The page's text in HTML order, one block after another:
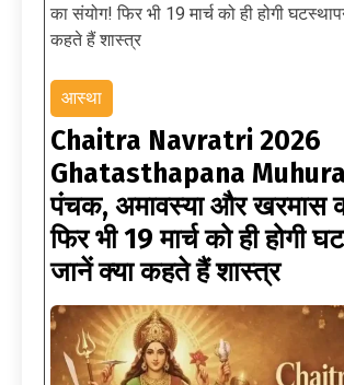
का संयोग! फिर भी 19 मार्च को ही होगी
कहते हैं शास्त्र
आस्था
Chaitra Navratri 2026
Ghatasthapana
पंचक, अमावस्या और खरमास
फिर भी 19 मार्च को ही होगी
जानें क्या कहते हैं शास्त्र